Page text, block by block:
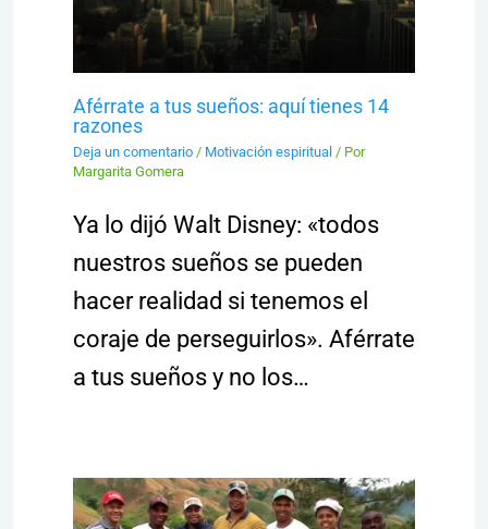
Aférrate a tus sueños: aquí tienes 14
razones
Deja un comentario / Motivación espiritual / Por
Margarita Gomera
Ya lo dijó Walt Disney: «todos
nuestros sueños se pueden
hacer realidad si tenemos el
coraje de perseguirlos». Aférrate
a tus sueños y no los…